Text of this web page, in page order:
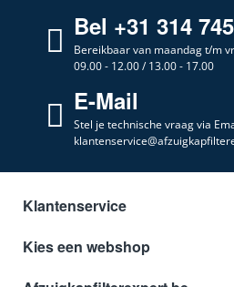
Bel +31 314
Bereikbaar van maandag t/m
09.00 - 12.00 / 13.00 - 17.00
E-Mail
Stel je technische vraag via
Klantenservice
Kies een webshop